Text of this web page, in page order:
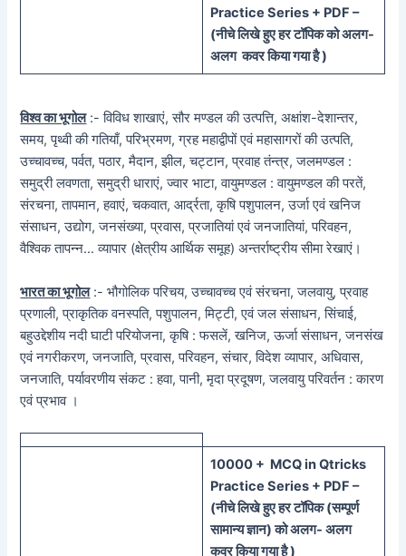
Practice Series + PDF –
(नीचेलिखे हुएहर टॉपिक कोअलग-
अलग कवर किया गया है )
विश्व का भूगोल:- विविध शाखाएं, सौर मण्डल की उत्पत्ति, अक्षांश-देशान्तर,
समय, पृथ्वी की गतियाँ, परिभ्रमण, ग्रह महाद्वीपों एवं महासागरों की उत्पति,
उच्चावच्च, पर्वत, पठार, मैदान, झील, चट्टान, प्रवाह तंन्त्र, जलमण्डल :
समुद्री लवणता, समुद्री धाराएं, ज्वार भाटा, वायुमण्डल : वायुमण्डल की परतें,
संरचना, तापमान, हवाएं, चकवात, आर्द्रता, कृषि पशुपालन, उर्जा एवं खनिज
संसाधन, उद्योग, जनसंख्या, प्रवास, प्रजातियां एवं जनजातियां, परिवहन,
वैश्विक तापन्न… व्यापार (क्षेत्रीय आर्थिक समूह) अन्तर्राष्ट्रीय सीमा रेखाएं।
भारत का भूगोल:- भौगोलिक परिचय, उच्चावच्च एवं संरचना, जलवायु, प्रवाह
प्रणाली, प्राकृतिक वनस्पति, पशुपालन, मिट्टी, एवं जल संसाधन, सिंचाई,
बहुउद्देशीय नदी घाटी परियोजना, कृषि : फसलें, खनिज, ऊर्जा संसाधन, जनसंख
एवं नगरीकरण, जनजाति, प्रवास, परिवहन, संचार, विदेश व्यापार, अधिवास,
जनजाति, पर्यावरणीय संकट : हवा, पानी, मृदा प्रदूषण, जलवायु परिवर्तन : कारण
एवं प्रभाव ।
10000 + MCQ in Qtricks
Practice Series + PDF –
(नीचेलिखे हुएहर टॉपिक(सम्पूर्ण
सामान्य ज्ञान) कोअलग- अलग
कवर किया गया है )